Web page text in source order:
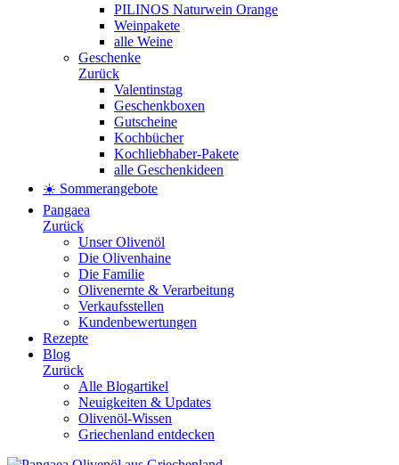
PILINOS Naturwein Orange
Weinpakete
alle Weine
Geschenke
Zurück
Valentinstag
Geschenkboxen
Gutscheine
Kochbücher
Kochliebhaber-Pakete
alle Geschenkideen
☀️ Sommerangebote
Pangaea
Zurück
Unser Olivenöl
Die Olivenhaine
Die Familie
Olivenernte & Verarbeitung
Verkaufsstellen
Kundenbewertungen
Rezepte
Blog
Zurück
Alle Blogartikel
Neuigkeiten & Updates
Olivenöl-Wissen
Griechenland entdecken